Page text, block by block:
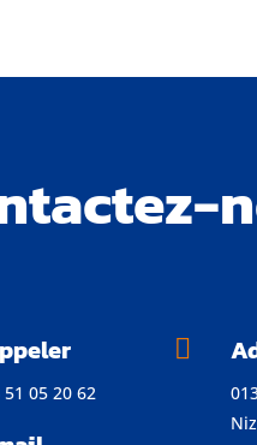
51 05 20 62
